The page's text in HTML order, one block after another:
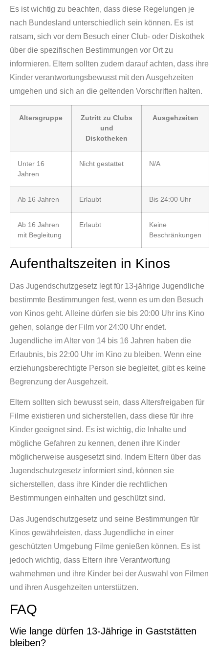
Es ist wichtig zu beachten, dass diese Regelungen je
nach Bundesland unterschiedlich sein können. Es ist
ratsam, sich vor dem Besuch einer Club- oder Diskothek
über die spezifischen Bestimmungen vor Ort zu
informieren. Eltern sollten zudem darauf achten, dass ihre
Kinder verantwortungsbewusst mit den Ausgehzeiten
umgehen und sich an die geltenden Vorschriften halten.
Altersgruppe
Zutritt zu Clubs
und
Diskotheken
Ausgehzeiten
Unter 16
Jahren
Nicht gestattet N/A
Ab 16 Jahren Erlaubt Bis 24:00 Uhr
Ab 16 Jahren
mit Begleitung
Erlaubt
Keine
Beschränkungen
Aufenthaltszeiten in Kinos
Das Jugendschutzgesetz legt für 13-jährige Jugendliche
bestimmte Bestimmungen fest, wenn es um den Besuch
von Kinos geht. Alleine dürfen sie bis 20:00 Uhr ins Kino
gehen, solange der Film vor 24:00 Uhr endet.
Jugendliche im Alter von 14 bis 16 Jahren haben die
Erlaubnis, bis 22:00 Uhr im Kino zu bleiben. Wenn eine
erziehungsberechtigte Person sie begleitet, gibt es keine
Begrenzung der Ausgehzeit.
Eltern sollten sich bewusst sein, dass Altersfreigaben für
Filme existieren und sicherstellen, dass diese für ihre
Kinder geeignet sind. Es ist wichtig, die Inhalte und
mögliche Gefahren zu kennen, denen ihre Kinder
möglicherweise ausgesetzt sind. Indem Eltern über das
Jugendschutzgesetz informiert sind, können sie
sicherstellen, dass ihre Kinder die rechtlichen
Bestimmungen einhalten und geschützt sind.
Das Jugendschutzgesetz und seine Bestimmungen für
Kinos gewährleisten, dass Jugendliche in einer
geschützten Umgebung Filme genießen können. Es ist
jedoch wichtig, dass Eltern ihre Verantwortung
wahrnehmen und ihre Kinder bei der Auswahl von Filmen
und ihren Ausgehzeiten unterstützen.
FAQ
Wie lange dürfen 13-Jährige in Gaststätten
bleiben?